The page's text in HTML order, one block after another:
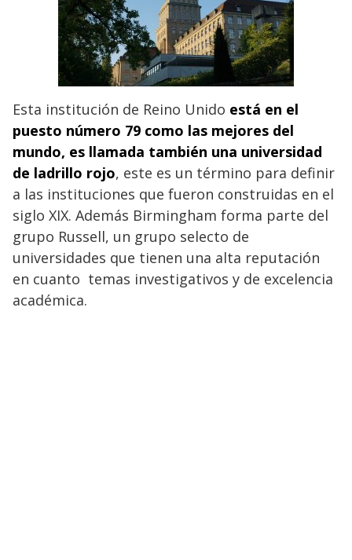
Esta institución de Reino Unido está en el
puesto número 79 como las mejores del
mundo, es llamada también una universidad
de ladrillo rojo, este es un término para definir
a las instituciones que fueron construidas en el
siglo XIX. Además Birmingham forma parte del
grupo Russell, un grupo selecto de
universidades que tienen una alta reputación
en cuanto temas investigativos y de excelencia
académica.